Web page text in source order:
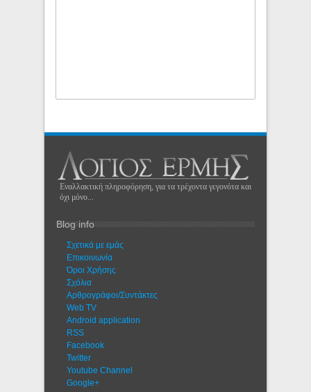
Εναλλακτική πληροφόρηση, για τα τρέχοντα γεγονότα και
όχι μόνο...
Blog info
Σχετικά με εμάς
Eπικοινωνία
Όροι Χρήσης
Σχόλια
Αρθρογράφοι/Συντάκτες
Web TV
Android application
RSS
Facebook
Twitter
Youtube Channel
Google+